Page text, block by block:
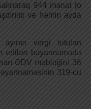
944 manat (o
və həmin ayda
vergi tutulan
edilən bəyannamədə
ƏDV məbləğini 36
319-cu